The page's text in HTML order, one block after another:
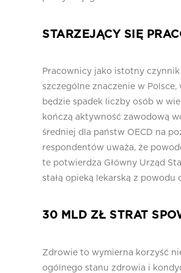
STARZEJĄCY SIĘ
Pracownicy jako istotny
szczególne znaczenie w
będzie spadek liczby osób w
kończą aktywność zawodową
średniej dla państw OECD na
respondentów uważa, że
te potwierdza Główny Urząd
stałą opieką lekarską z powodu
30 MLD ZŁ STRAT
Zdrowie to wymierna korzyść
ogólnego stanu zdrowia i